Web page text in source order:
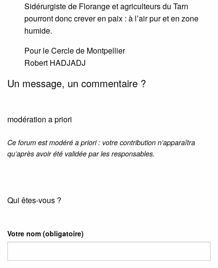
Sidérurgiste de Florange et agriculteurs du Tarn
pourront donc crever en paix : à l’air pur et en zone
humide.
Pour le Cercle de Montpellier
Robert HADJADJ
Un message, un commentaire ?
modération a priori
Ce forum est modéré a priori : votre contribution n’apparaîtra
qu’après avoir été validée par les responsables.
Qui êtes-vous ?
Votre nom (obligatoire)